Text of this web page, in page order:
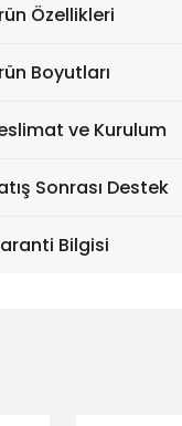
Özellikleri
Boyutları
ve Kurulum
Sonrası Destek
Bilgisi